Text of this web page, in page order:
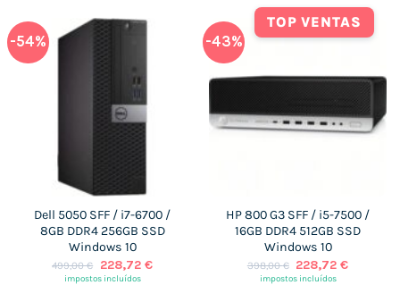
-54%
Dell 5050 SFF / i7-6700 /
8GB DDR4 256GB SSD
Windows 10
499,00€
O
preço
228,72 €O
impostos incluídos
-43%
TOP VENTAS
HP 800 G3 SFF / i5-7500 /
16GB DDR4 512GB SSD
Windows 10
398,00€ O
preço
228,72€O
impostos incluídos